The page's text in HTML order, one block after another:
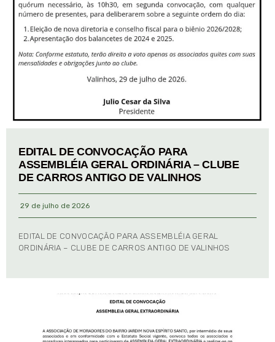
EDITAL DE CONVOCAÇÃO PARA
ASSEMBLÉIA GERAL ORDINÁRIA – CLUBE
DE CARROS ANTIGO DE VALINHOS
29 de julho de 2026
EDITAL DE CONVOCAÇÃO PARA ASSEMBLÉIA GERAL
ORDINÁRIA – CLUBE DE CARROS ANTIGO DE VALINHOS